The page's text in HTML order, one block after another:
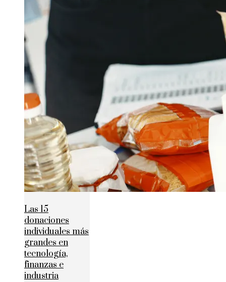
Las 15
donaciones
individuales más
grandes en
tecnología,
finanzas e
industria